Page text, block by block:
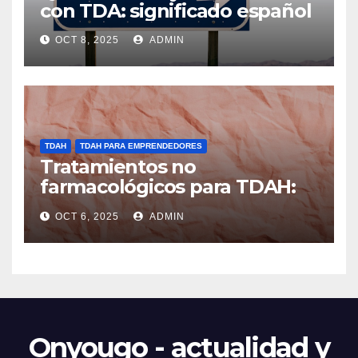
con TDA: significado español
OCT 8, 2025 ADMIN
TDAH TDAH PARA EMPRENDEDORES
Tratamientos no
farmacológicos para TDAH:
opciones prácticas
OCT 6, 2025 ADMIN
Onyougo - actualidad y